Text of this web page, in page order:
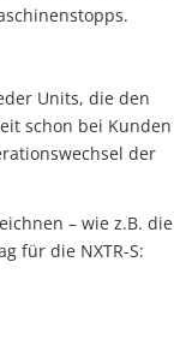
Units, die den
schon bei Kunden
der
– wie z.B. die
für die NXTR-S: